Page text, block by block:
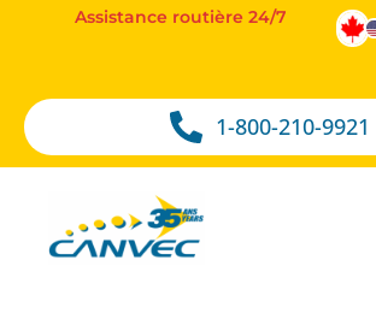
1-800-210-9921
Assistance routière 24/7